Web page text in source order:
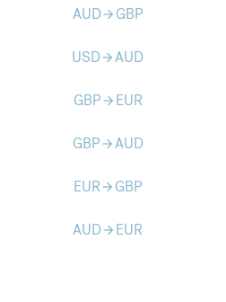
AUDarrow_forward GBP
USDarrow_forwardAUD
GBParrow_forward EUR
GBParrow_forwardAUD
EURarrow_forward GBP
AUDarrow_forward EUR